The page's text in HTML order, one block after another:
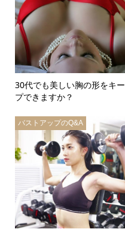
30代でも美しい胸の形をキー
プできますか？
バストアップのQ&A